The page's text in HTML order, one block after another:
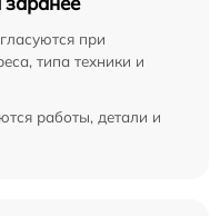
при
типа техники и
работы, детали и